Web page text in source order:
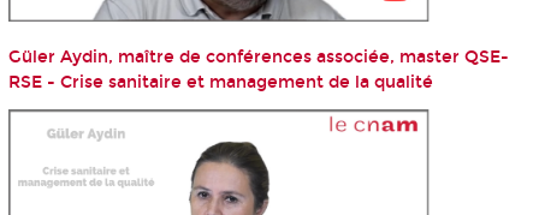
Güler Aydin, maître de conférences associée, master QSE-
RSE - Crise sanitaire et management de la qualité